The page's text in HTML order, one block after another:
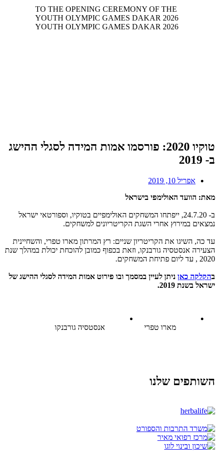
טוקיו 2020: פורסמו אמות המידה לסגלי ההישג
ב- 2019
אפריל 10, 2019
מאת: הוועד האולימפי בישראל
ב- 24.7.20, ייפתחו המשחקים האולימפיים בטוקיו, וספורטאי ישראל
נמצאים במירוץ אחרי השגת הקריטריונים למשחקים.
עד כה, השיגו את הקריטריון שניים: רץ המרתון מארו טפרי, והשחיינית
הצעירה אנסטסיה גורבנקו, וזאת בכפוף כמובן להוכחת יכולת במהלך שנת
2020 , עד ליום פתיחת המשחקים.
בהקלקה כאן ניתן לעיין במסמך ובו פירוט אמות המידה לסגלי ההישג של
ישראל בשנת 2019.
מארו טפרי אנסטסיה גורבנקו
השותפים שלנו